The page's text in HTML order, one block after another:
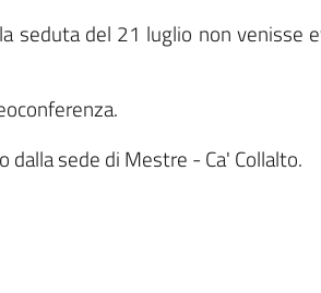
seduta del 21 luglio non venisse
sede di Mestre - Ca' Collalto.